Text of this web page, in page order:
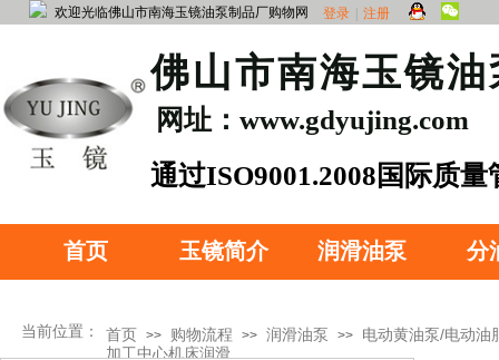
登录 注册
欢迎光临佛山市南海玉镜油泵制品厂购物网
首页 玉镜简介 润滑油泵 分
佛山市南海玉镜
​通过ISO9001.2008国际质
网址：www.gdyujing.com
当前位置： 首页 >> 购物流程 >> 润滑油泵 >>
电动黄油泵/电动油
加工中心机床润滑